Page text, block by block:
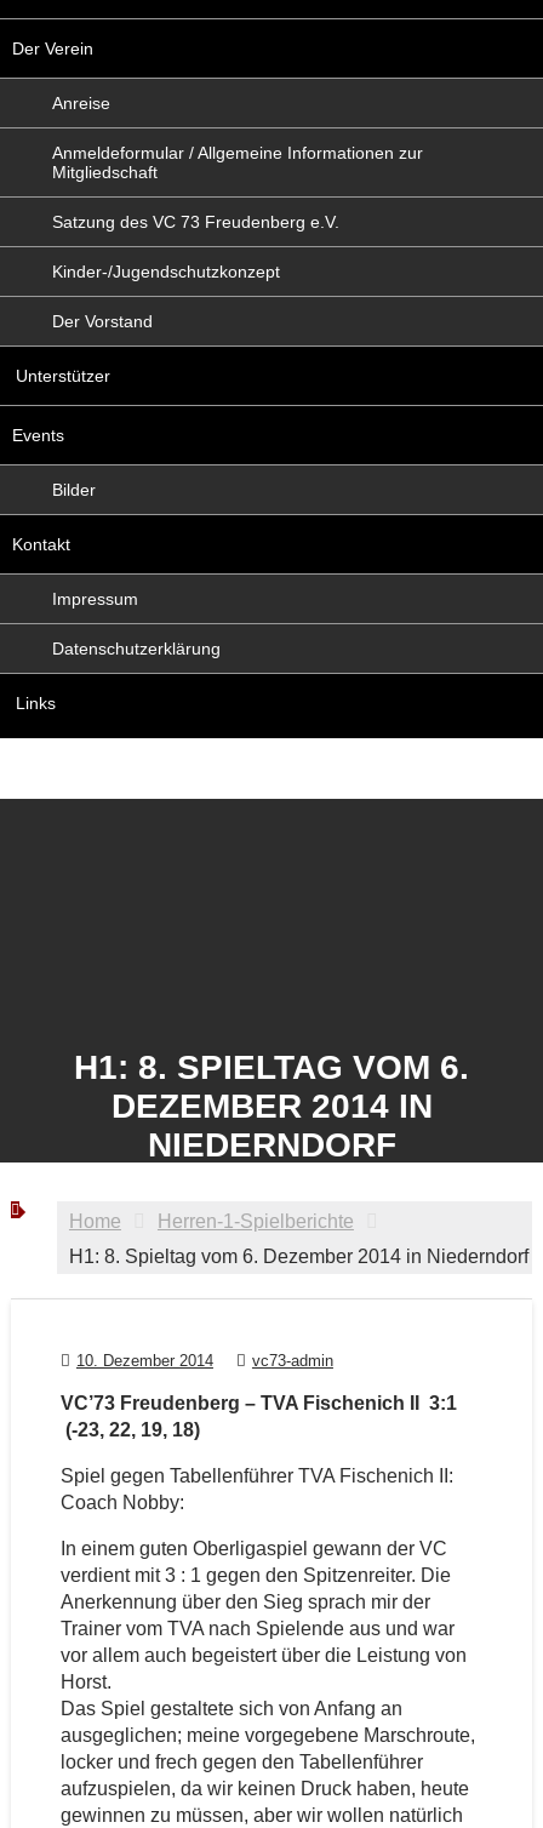
Der Verein
Anreise
Anmeldeformular / Allgemeine Informationen zur
Mitgliedschaft
Satzung des VC 73 Freudenberg e.V.
Kinder-/Jugendschutzkonzept
Der Vorstand
Unterstützer
Events
Bilder
Kontakt
Impressum
Datenschutzerklärung
Links
H1: 8. SPIELTAG VOM 6.
DEZEMBER 2014 IN
NIEDERNDORF
Home
Herren-1-Spielberichte
H1: 8. Spieltag vom 6. Dezember 2014 in Niederndorf
10. Dezember 2014 vc73-admin
VC’73 Freudenberg – TVA Fischenich II 3:1
(-23, 22, 19, 18)
Spiel gegen Tabellenführer TVA Fischenich II:
Coach Nobby:
In einem guten Oberligaspiel gewann der VC
verdient mit 3 : 1 gegen den Spitzenreiter. Die
Anerkennung über den Sieg sprach mir der
Trainer vom TVA nach Spielende aus und war
vor allem auch begeistert über die Leistung von
Horst.
Das Spiel gestaltete sich von Anfang an
ausgeglichen; meine vorgegebene Marschroute,
locker und frech gegen den Tabellenführer
aufzuspielen, da wir keinen Druck haben, heute
gewinnen zu müssen, aber wir wollen natürlich